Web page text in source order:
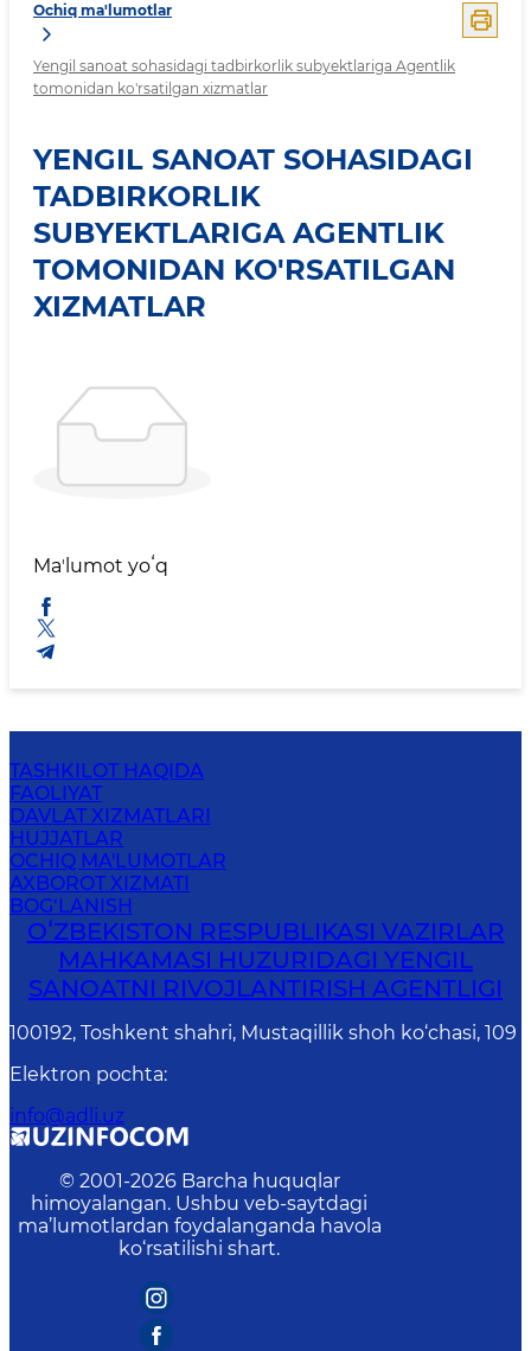
Ochiq ma'lumotlar
Yengil sanoat sohasidagi tadbirkorlik subyektlariga Agentlik
tomonidan ko'rsatilgan xizmatlar
YENGIL SANOAT SOHASIDAGI
TADBIRKORLIK
SUBYEKTLARIGA AGENTLIK
TOMONIDAN KO'RSATILGAN
XIZMATLAR
Maʼlumot yoʻq
TASHKILOT HAQIDA
FAOLIYAT
DAVLAT XIZMATLARI
HUJJATLAR
OCHIQ MA'LUMOTLAR
AXBOROT XIZMATI
BOG‘LANISH
OʻZBEKISTON RESPUBLIKASI VAZIRLAR
MAHKAMASI HUZURIDAGI YENGIL
SANOATNI RIVOJLANTIRISH AGENTLIGI
100192, Toshkent shahri, Mustaqillik shoh ko‘chasi, 109
Elektron pochta:
info@adli.uz
© 2001-2026 Barcha huquqlar
himoyalangan. Ushbu veb-saytdagi
ma’lumotlardan foydalanganda havola
ko‘rsatilishi shart.